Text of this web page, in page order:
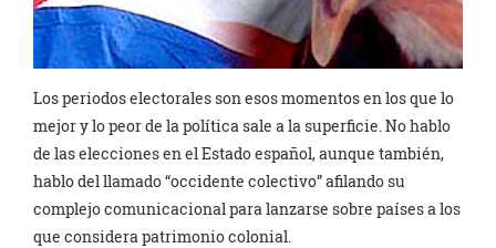
Los periodos electorales son esos momentos en los que lo
mejor y lo peor de la política sale a la superficie. No hablo
de las elecciones en el Estado español, aunque también,
hablo del llamado “occidente colectivo” afilando su
complejo comunicacional para lanzarse sobre países a los
que considera patrimonio colonial.